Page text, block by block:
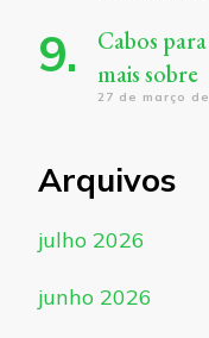
Cabos
mais sobre
27 de março
Arquivos
julho 2026
junho 2026